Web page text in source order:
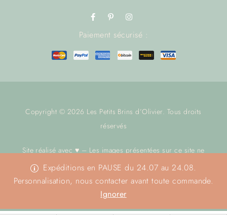
Expéditions en PAUSE du 24.07 au 24.08.
Personnalisation, nous contacter avant toute commande.
Ignorer
Paiement sécurisé :
Copyright © 2026 Les Petits Brins d’Olivier. Tous droits
réservés
Site réalisé avec ♥ – Les images présentées sur ce site ne
sont pas libres de droit.Nous contacter avant toute utilisation.
Merci